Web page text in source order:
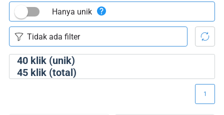
40klik (unik)
45klik (total)
Hanya unik
1